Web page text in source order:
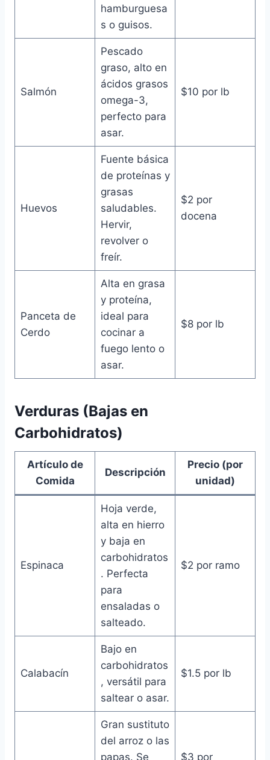
hamburguesa
s o guisos.
Salmón
Pescado
graso, alto en
ácidos grasos
omega-3,
perfecto para
asar.
$10 por lb
Huevos
Fuente básica
de proteínas y
grasas
saludables.
Hervir,
revolver o
freír.
$2 por
docena
Panceta de
Cerdo
Alta en grasa
y proteína,
ideal para
cocinar a
fuego lento o
asar.
$8 por lb
Verduras (Bajas en
Carbohidratos)
Artículo de
Comida
Descripción
Precio (por
unidad)
Espinaca
Hoja verde,
alta en hierro
y baja en
carbohidratos
. Perfecta
para
ensaladas o
salteado.
$2 por ramo
Calabacín
Bajo en
carbohidratos
, versátil para
saltear o asar.
$1.5 por lb
Gran sustituto
del arroz o las
papas. Se
$3 por